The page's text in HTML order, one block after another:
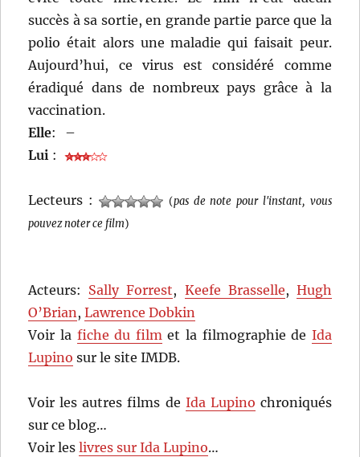
succès à sa sortie, en grande partie parce que la
polio était alors une maladie qui faisait peur.
Aujourd’hui, ce virus est considéré comme
éradiqué dans de nombreux pays grâce à la
vaccination.
Elle:
–
Lui :
Lecteurs : (pas de note pour l'instant, vous
pouvez noter ce film)
Acteurs: Sally Forrest, Keefe Brasselle, Hugh
O’Brian,Lawrence Dobkin
Voir la fiche du filmet la filmographie de Ida
Lupino sur le site IMDB.
Voir les autres films de Ida Lupino chroniqués
sur ce blog…
Voir leslivres sur Ida Lupino…